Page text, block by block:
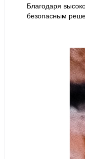
Благодаря
безопасным